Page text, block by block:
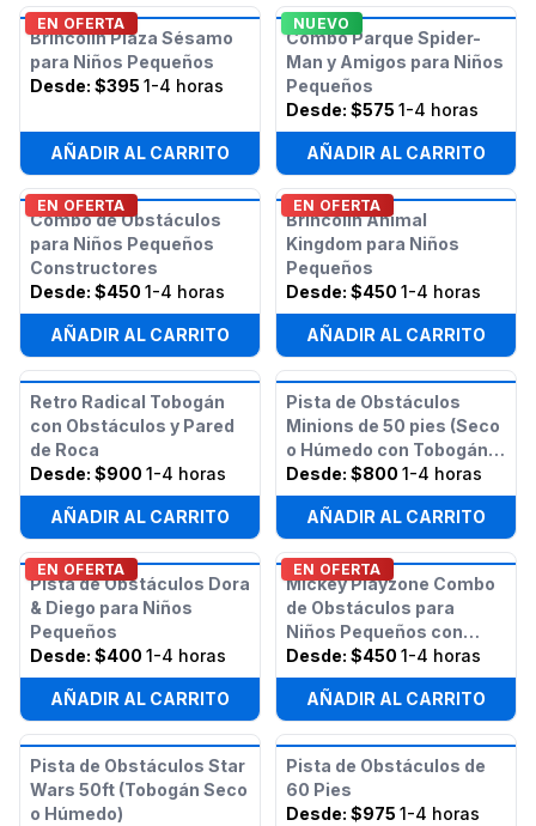
EN OFERTA
Brincolín Plaza Sésamo
para Niños Pequeños
Desde: $395 1-4 horas
AÑADIR AL CARRITO
NUEVO
Combo Parque Spider-
Man y Amigos para Niños
Pequeños
Desde: $575 1-4 horas
AÑADIR AL CARRITO
EN OFERTA
Combo de Obstáculos
para Niños Pequeños
Constructores
Desde: $450 1-4 horas
AÑADIR AL CARRITO
EN OFERTA
Brincolín Animal
Kingdom para Niños
Pequeños
Desde: $450 1-4 horas
AÑADIR AL CARRITO
Retro Radical Tobogán
con Obstáculos y Pared
de Roca
Desde: $900 1-4 horas
AÑADIR AL CARRITO
Pista de Obstáculos
Minions de 50 pies (Seco
o Húmedo con Tobogán
Acuático)
Desde: $800 1-4 horas
AÑADIR AL CARRITO
EN OFERTA
Pista de Obstáculos Dora
& Diego para Niños
Pequeños
Desde: $400 1-4 horas
AÑADIR AL CARRITO
EN OFERTA
Mickey Playzone Combo
de Obstáculos para
Niños Pequeños con
Tobogán (Húmedo/Seco)
Desde: $450 1-4 horas
AÑADIR AL CARRITO
Pista de Obstáculos Star
Wars 50ft (Tobogán Seco
o Húmedo)
Pista de Obstáculos de
60 Pies
Desde: $975 1-4 horas